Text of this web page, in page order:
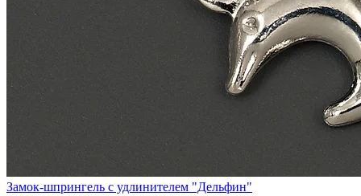
Замок-шпрингель с удлинителем "Дельфин"